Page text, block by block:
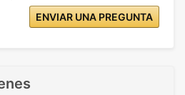
ENVIAR UNA PREGUNTA